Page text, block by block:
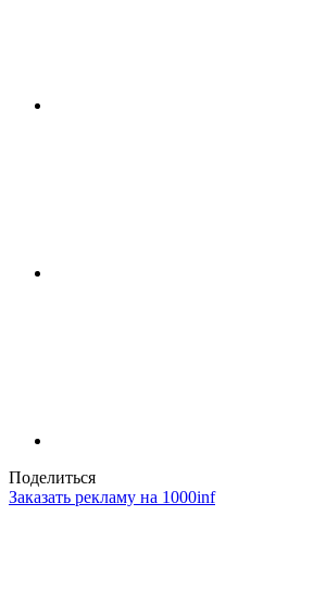
Поделиться
Заказать рекламу на 1000inf